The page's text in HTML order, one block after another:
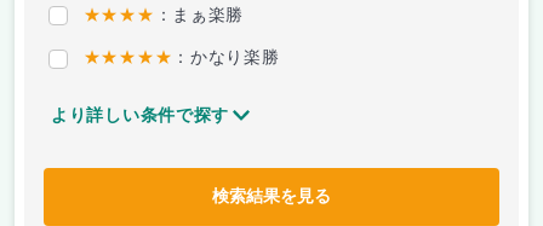
★★★★ ：まぁ楽勝
★★★★★ ：かなり楽勝
より詳しい条件で探す
検索結果を見る